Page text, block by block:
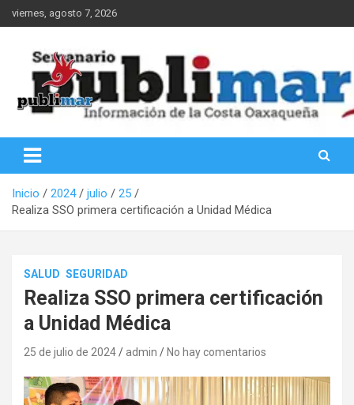
Saltar
al
viernes, agosto 7, 2026
PubliMar
Inicio 2024 julio
25
Realiza SSO primera certificación a Unidad Médica
SALUD SEGURIDAD
Realiza SSO primera certificación
a Unidad Médica
25 de julio de 2024 admin No hay comentarios